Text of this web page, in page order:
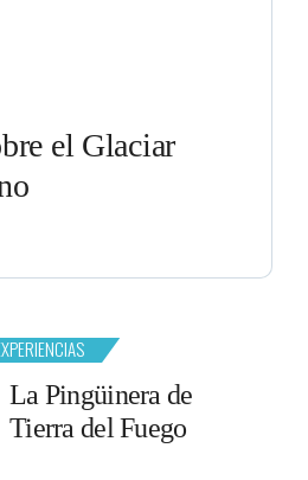
el Glaciar
La Pingüinera de
Tierra del Fuego